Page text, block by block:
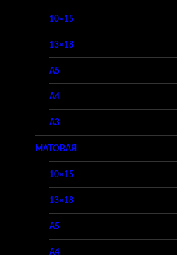
10×15
13×18
A5
A4
A3
МАТОВАЯ
10×15
13×18
A5
A4